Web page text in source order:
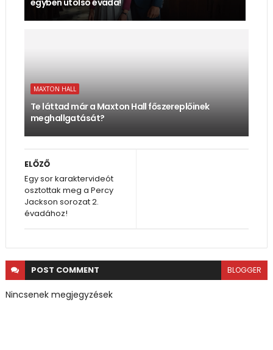
egyben utolsó évada!
MAXTON HALL
Te láttad már a Maxton Hall főszereplőinek
meghallgatását?
ELŐZŐ
Egy sor karaktervideót
osztottak meg a Percy
Jackson sorozat 2.
évadához!
POST COMMENT BLOGGER
Nincsenek megjegyzések